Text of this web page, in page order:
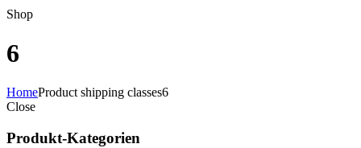
Shop
6
HomeProduct shipping classes6
Close
Produkt-Kategorien